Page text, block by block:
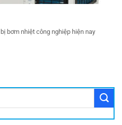
bơm nhiệt công nghiệp hiện nay